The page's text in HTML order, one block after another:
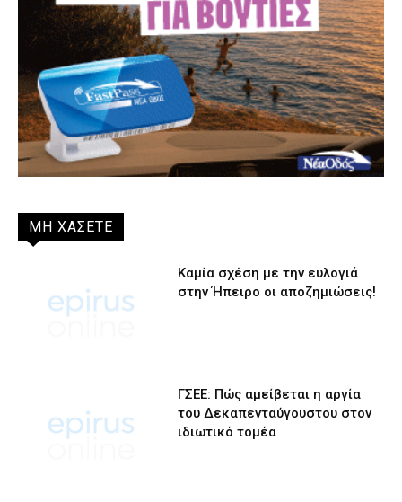
ΜΗ ΧΑΣΕΤΕ
Καμία σχέση με την ευλογιά
στην Ήπειρο οι αποζημιώσεις!
ΓΣΕΕ: Πώς αμείβεται η αργία
του Δεκαπενταύγουστου στον
ιδιωτικό τομέα